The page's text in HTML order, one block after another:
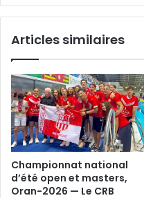
Articles similaires
Championnat national
d’été open et masters,
Oran-2026 — Le CRB